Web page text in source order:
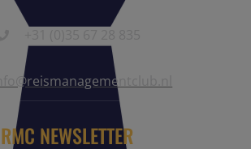
info@reismanagementclub.nl
RMC NEWSLETTER